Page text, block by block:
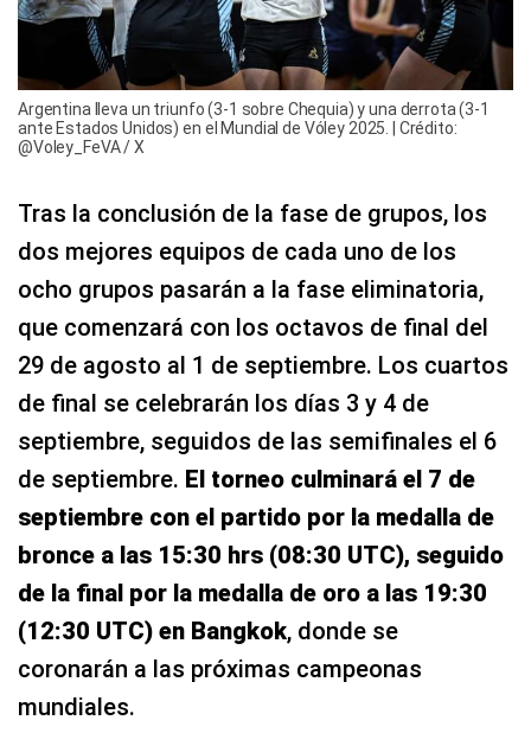
Argentina lleva un triunfo (3-1 sobre Chequia) y una derrota (3-1
ante Estados Unidos) en el Mundial de Vóley 2025. | Crédito:
@Voley_FeVA / X
Tras la conclusión de la fase de grupos, los
dos mejores equipos de cada uno de los
ocho grupos pasarán a la fase eliminatoria,
que comenzará con los octavos de final del
29 de agosto al 1 de septiembre. Los cuartos
de final se celebrarán los días 3 y 4 de
septiembre, seguidos de las semifinales el 6
de septiembre. El torneo culminará el 7 de
septiembre con el partido por la medalla de
bronce a las 15:30 hrs (08:30 UTC), seguido
de la final por la medalla de oro a las 19:30
(12:30 UTC) en Bangkok, donde se
coronarán a las próximas campeonas
mundiales.